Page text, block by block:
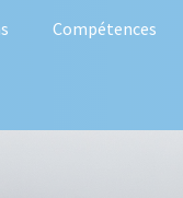
Compétences